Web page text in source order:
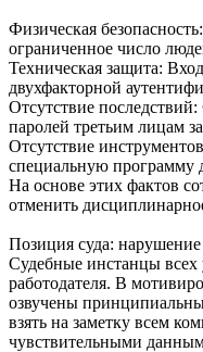
Физическая
ограниченное число
Техническая защита:
двухфакторной
Отсутствие
паролей третьим лицам
Отсутствие
специальную программу
На основе этих фактов
отменить
Позиция суда:
Судебные инстанцы всех
работодателя. В
озвучены
взять на заметку всем
чувствительными